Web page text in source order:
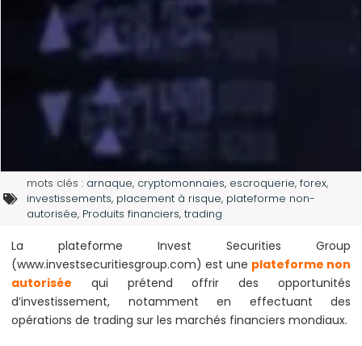
mots clés : arnaque, cryptomonnaies, escroquerie,forex,
investissements, placement à risque, plateforme non-
autorisée, Produits financiers,trading
La plateforme Invest Securities Group
(www.investsecuritiesgroup.com) est une plateforme non
autorisée qui prétend offrir des opportunités
d’investissement, notamment en effectuant des
opérations de trading sur les marchés financiers mondiaux.